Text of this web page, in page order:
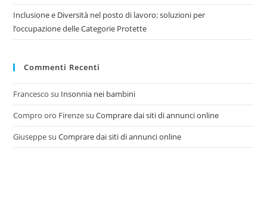
Inclusione e Diversità nel posto di lavoro: soluzioni per
l’occupazione delle Categorie Protette
Commenti Recenti
Francesco su Insonnia nei bambini
Compro oro FirenzesuComprare dai siti di annunci online
GiuseppesuComprare dai siti di annunci online